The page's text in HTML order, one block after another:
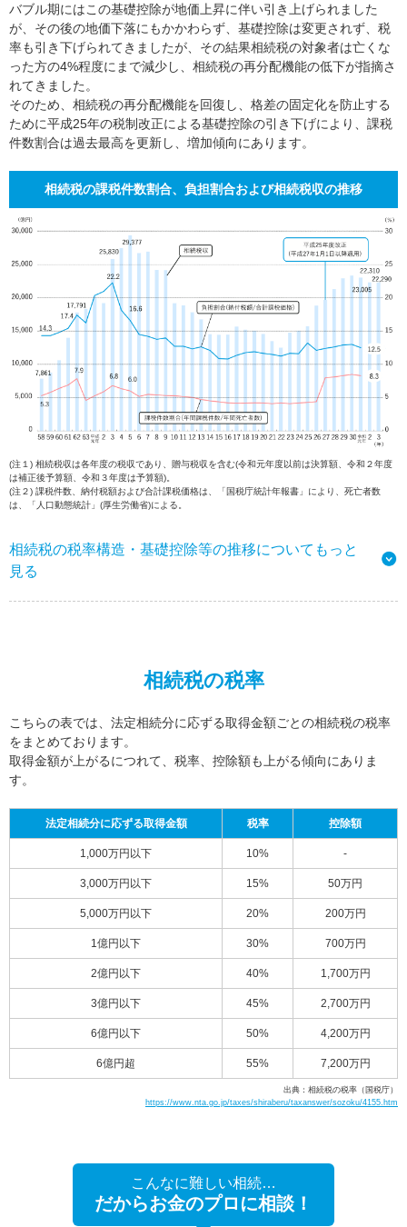
バブル期にはこの基礎控除が地価上昇に伴い引き上げられました
が、その後の地価下落にもかかわらず、基礎控除は変更されず、税
率も引き下げられてきましたが、その結果相続税の対象者は亡くな
った方の4%程度にまで減少し、相続税の再分配機能の低下が指摘さ
れてきました。
そのため、相続税の再分配機能を回復し、格差の固定化を防止する
ために平成25年の税制改正による基礎控除の引き下げにより、課税
件数割合は過去最高を更新し、増加傾向にあります。
相続税の課税件数割合、負担割合および相続税収の推移
(注１) 相続税収は各年度の税収であり、贈与税収を含む(令和元年度以前は決算額、令和２年度
は補正後予算額、令和３年度は予算額)。
(注２) 課税件数、納付税額および合計課税価格は、「国税庁統計年報書」により、死亡者数
は、「人口動態統計」(厚生労働省)による。
相続税の税率構造・基礎控除等の推移についてもっと
見る
相続税の税率
こちらの表では、法定相続分に応ずる取得金額ごとの相続税の税率
をまとめております。
取得金額が上がるにつれて、税率、控除額も上がる傾向にありま
す。
法定相続分に応ずる取得金額 税率 控除額
1,000万円以下 10% -
3,000万円以下 15% 50万円
5,000万円以下 20% 200万円
1億円以下 30% 700万円
2億円以下 40% 1,700万円
3億円以下 45% 2,700万円
6億円以下 50% 4,200万円
6億円超 55% 7,200万円
出典：相続税の税率（国税庁）
https://www.nta.go.jp/taxes/shiraberu/taxanswer/sozoku/4155.htm
こんなに難しい相続…
だからお金のプロに相談！